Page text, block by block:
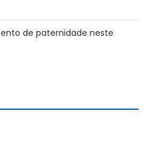
de paternidade neste